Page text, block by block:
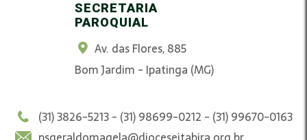
SECRETARIA
PAROQUIAL
Av. das Flores, 885
Bom Jardim - Ipatinga (MG)
(31) 3826-5213 - (31) 98699-0212 - (31) 99670-0163